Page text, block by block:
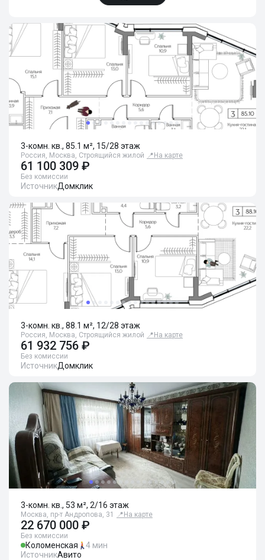
3-комн. кв., 85.1 м², 15/28 этаж
Россия, Москва, Строящийся жилой 📍 На карте
61 100 309 ₽
Без комиссии
ИсточникДомклик
3-комн. кв., 88.1 м², 12/28 этаж
Россия, Москва, Строящийся жилой 📍 На карте
61 932 756 ₽
Без комиссии
ИсточникДомклик
3-комн. кв., 53 м², 2/16 этаж
Москва, пр-т Андропова, 31 📍 На карте
22 670 000 ₽
Без комиссии
Коломенская
4 мин
ИсточникАвито